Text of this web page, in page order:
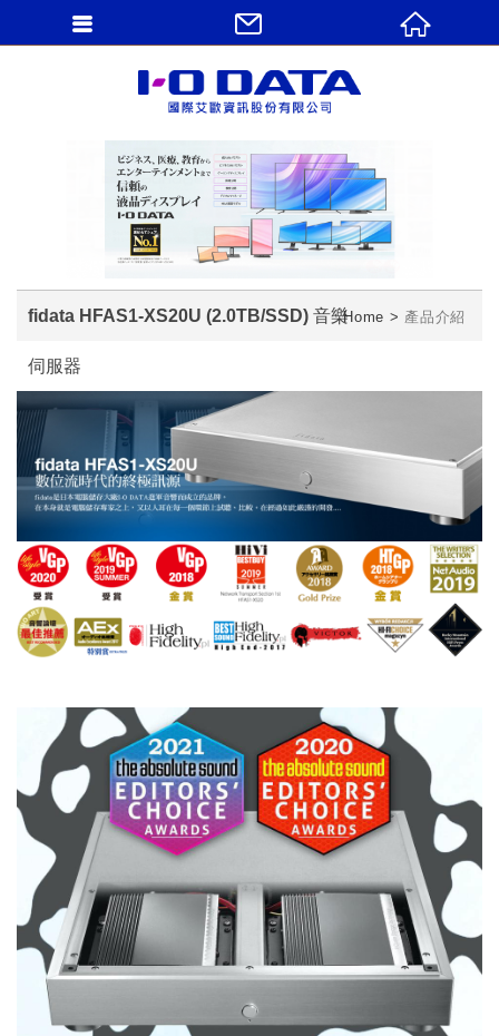
fidata HFAS1-XS20U (2.0TB/SSD) 音樂
伺服器
Home 產品介紹